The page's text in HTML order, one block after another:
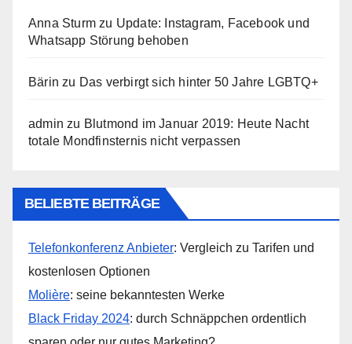
Anna Sturm zu Update: Instagram, Facebook und
Whatsapp Störung behoben
Bärin zu Das verbirgt sich hinter 50 Jahre LGBTQ+
admin zu Blutmond im Januar 2019: Heute Nacht
totale Mondfinsternis nicht verpassen
BELIEBTE BEITRÄGE
Telefonkonferenz Anbieter: Vergleich zu Tarifen und
kostenlosen Optionen
Molière: seine bekanntesten Werke
Black Friday 2024: durch Schnäppchen ordentlich